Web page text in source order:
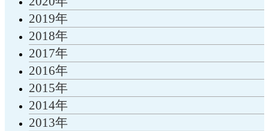
2019年
2018年
2017年
2016年
2015年
2014年
2013年